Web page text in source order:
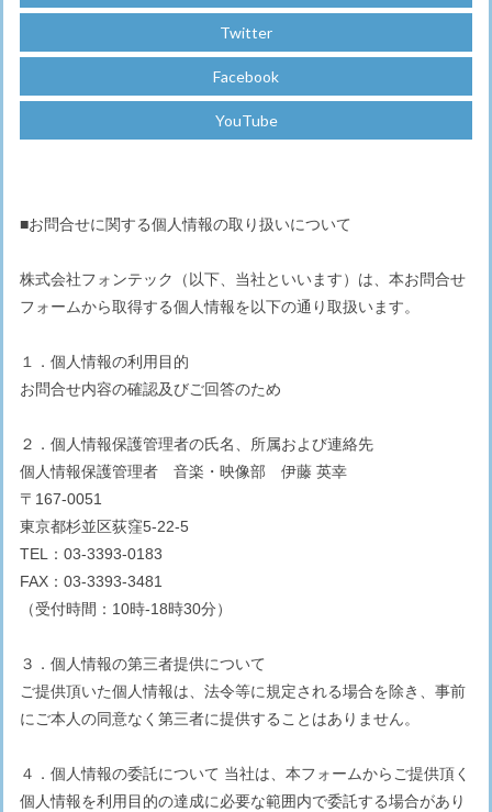
Twitter
Facebook
YouTube
■お問合せに関する個人情報の取り扱いについて
株式会社フォンテック（以下、当社といいます）は、本お問合せ
フォームから取得する個人情報を以下の通り取扱います。
１．個人情報の利用目的
お問合せ内容の確認及びご回答のため
２．個人情報保護管理者の氏名、所属および連絡先
個人情報保護管理者 音楽・映像部 伊藤 英幸
〒167-0051
東京都杉並区荻窪5-22-5
TEL：03-3393-0183
FAX：03-3393-3481
（受付時間：10時-18時30分）
３．個人情報の第三者提供について
ご提供頂いた個人情報は、法令等に規定される場合を除き、事前
にご本人の同意なく第三者に提供することはありません。
４．個人情報の委託について 当社は、本フォームからご提供頂く
個人情報を利用目的の達成に必要な範囲内で委託する場合があり